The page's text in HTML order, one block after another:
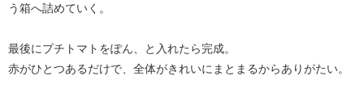
う箱へ詰めていく。
最後にプチトマトをぽん、と入れたら完成。
赤がひとつあるだけで、全体がきれいにまとまるからありがたい。